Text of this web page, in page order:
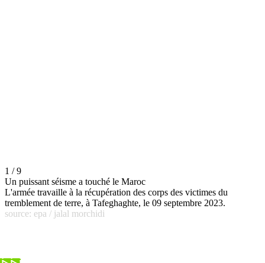
1 / 9
Un puissant séisme a touché le Maroc
L'armée travaille à la récupération des corps des victimes du
tremblement de terre, à Tafeghaghte, le 09 septembre 2023.
source: epa / jalal morchidi